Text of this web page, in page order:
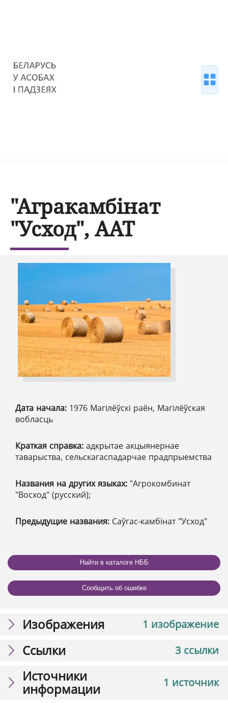
"Агракамбінат
"Усход", ААТ
Дата начала: 1976 Магілёўскі раён, Магілёўская
вобласць
Краткая справка: адкрытае акцыянернае
таварыства, сельскагаспадарчае прадпрыемства
Названия на других языках: "Агрокомбинат
"Восход" (русский);
Предыдущие названия: Саўгас-камбінат "Усход"
Найти в каталоге НББ
Сообщить об ошибке
1 изображение
Изображения
3 ссылки
Ссылки
1 источник
Источники
информации